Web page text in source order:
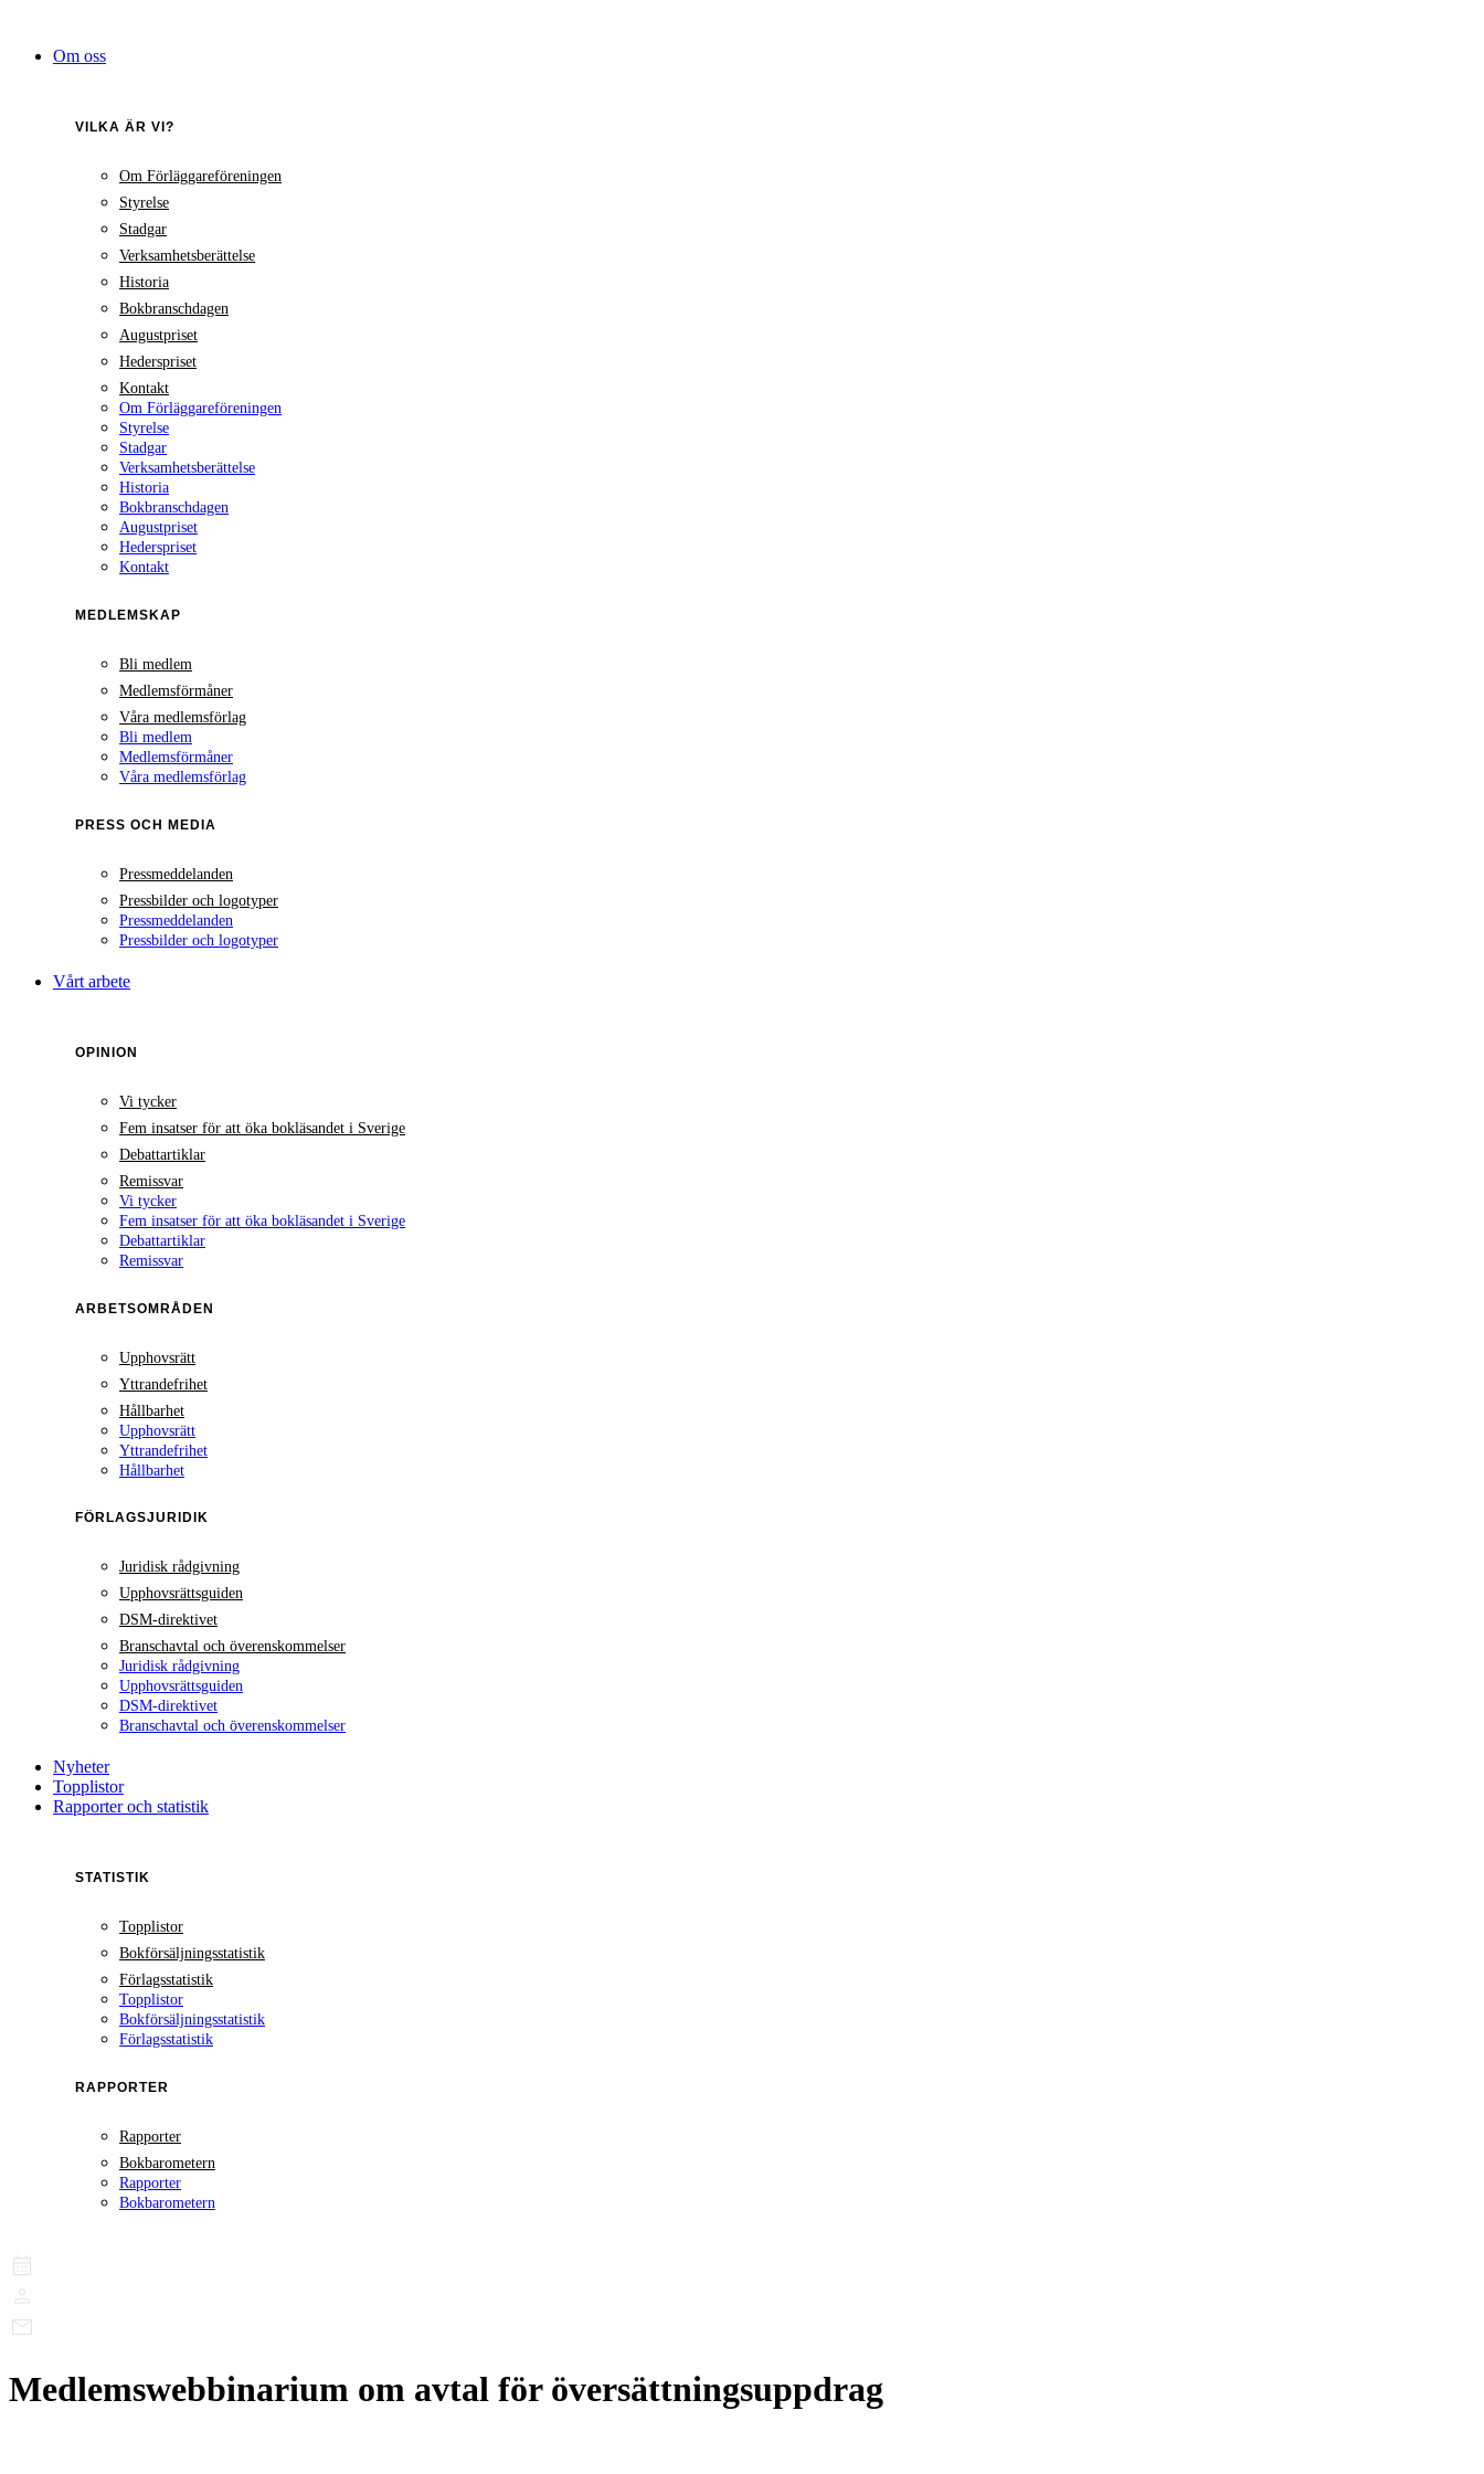
innehållOm oss
VILKA ÄR VI?
Om Förläggareföreningen
Styrelse
Stadgar
Verksamhetsberättelse
Historia
Bokbranschdagen
Augustpriset
Hederspriset
Kontakt
Om Förläggareföreningen
Styrelse
Stadgar
Verksamhetsberättelse
Historia
Bokbranschdagen
Augustpriset
Hederspriset
Kontakt
MEDLEMSKAP
Bli medlem
Medlemsförmåner
Våra medlemsförlag
Bli medlem
Medlemsförmåner
Våra medlemsförlag
PRESS OCH MEDIA
Pressmeddelanden
Pressbilder och logotyper
Pressmeddelanden
Pressbilder och logotyper
Vårt arbete
OPINION
Vi tycker
Fem insatser för att öka bokläsandet i Sverige
Debattartiklar
Remissvar
Vi tycker
Fem insatser för att öka bokläsandet i Sverige
Debattartiklar
Remissvar
ARBETSOMRÅDEN
Upphovsrätt
Yttrandefrihet
Hållbarhet
Upphovsrätt
Yttrandefrihet
Hållbarhet
FÖRLAGSJURIDIK
Juridisk rådgivning
Upphovsrättsguiden
DSM-direktivet
Branschavtal och överenskommelser
Juridisk rådgivning
Upphovsrättsguiden
DSM-direktivet
Branschavtal och överenskommelser
Nyheter
Topplistor
Rapporter och statistik
STATISTIK
Topplistor
Bokförsäljningsstatistik
Förlagsstatistik
Topplistor
Bokförsäljningsstatistik
Förlagsstatistik
RAPPORTER
Rapporter
Bokbarometern
Rapporter
Bokbarometern
Medlemswebbinarium om avtal för översättningsuppdrag